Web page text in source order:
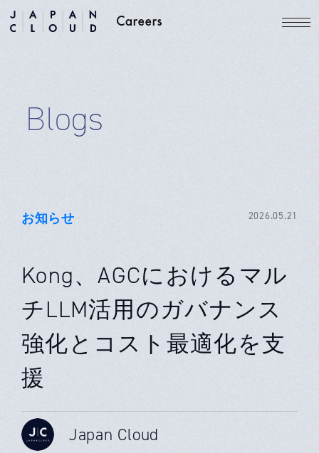
Blogs
お知らせ 2026.05.21
Kong、AGCにおけるマル
チLLM活用のガバナンス
強化とコスト最適化を支
援
Japan Cloud